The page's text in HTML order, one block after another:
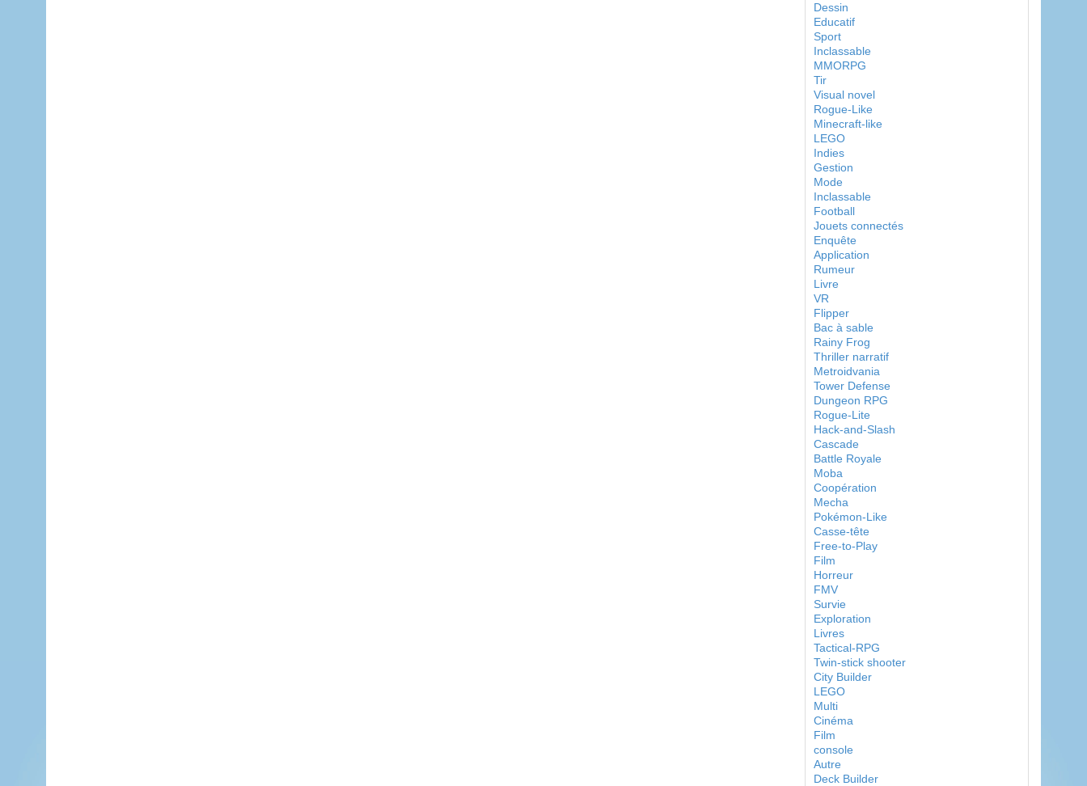
Dessin
Educatif
Sport
Inclassable
MMORPG
Tir
Visual novel
Rogue-Like
Minecraft-like
LEGO
Indies
Gestion
Mode
Inclassable
Football
Jouets connectés
Enquête
Application
Rumeur
Livre
VR
Flipper
Bac à sable
Rainy Frog
Thriller narratif
Metroidvania
Tower Defense
Dungeon RPG
Rogue-Lite
Hack-and-Slash
Cascade
Battle Royale
Moba
Coopération
Mecha
Pokémon-Like
Casse-tête
Free-to-Play
Film
Horreur
FMV
Survie
Exploration
Livres
Tactical-RPG
Twin-stick shooter
City Builder
LEGO
Multi
Cinéma
Film
console
Autre
Deck Builder